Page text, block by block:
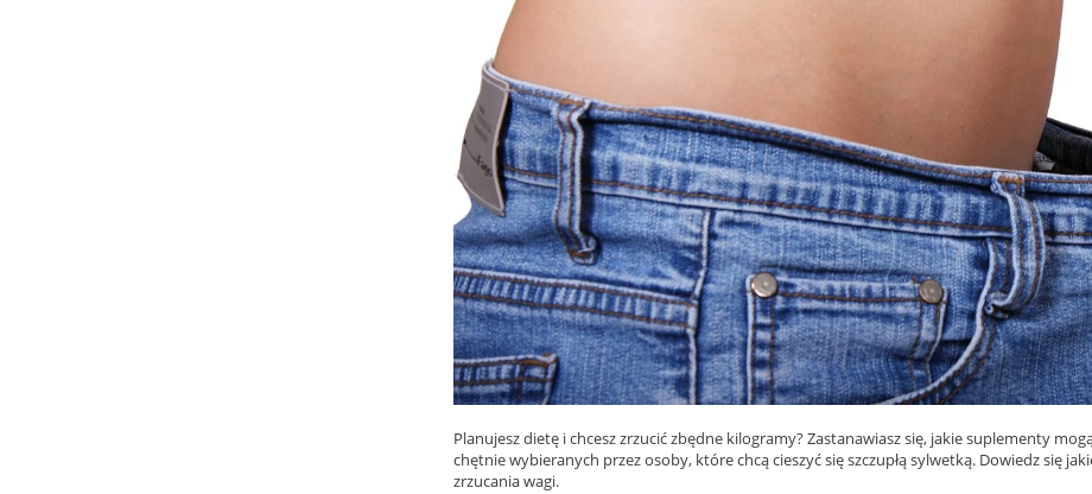
Planujesz dietę i chcesz zrzucić zbędne kilogramy? Zastanawiasz się, jakie suplementy
chętnie wybieranych przez osoby, które chcą cieszyć się szczupłą sylwetką. Dowiedz się
zrzucania wagi.